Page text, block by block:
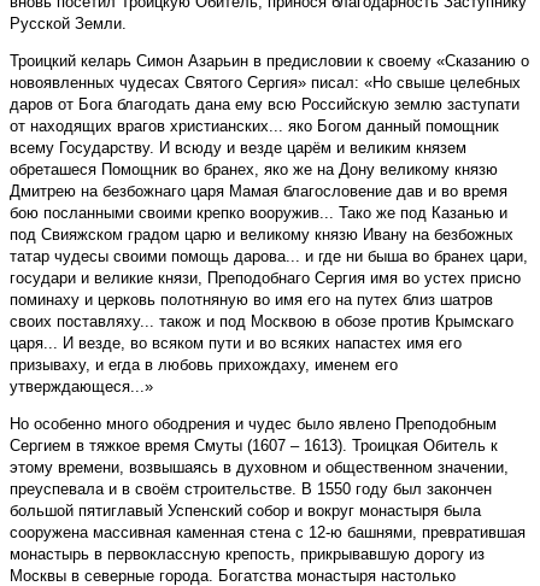
Русской Земли.
Троицкий келарь Симон Азарьин в предисловии к своему «Сказанию о
новоявленных чудесах Святого Сергия» писал: «Но свыше целебных
даров от Бога благодать дана ему всю Российскую землю заступати
от находящих врагов христианских... яко Богом данный помощник
всему Государству. И всюду и везде царём и великим князем
обреташеся Помощник во бранех, яко же на Дону великому князю
Дмитрею на безбожнаго царя Мамая благословение дав и во время
бою посланными своими крепко вооружив... Тако же под Казанью и
под Свияжском градом царю и великому князю Ивану на безбожных
татар чудесы своими помощь дарова... и где ни быша во бранех цари,
государи и великие князи, Преподобнаго Сергия имя во устех присно
поминаху и церковь полотняную во имя его на путех близ шатров
своих поставляху... також и под Москвою в обозе против Крымскаго
царя... И везде, во всяком пути и во всяких напастех имя его
призываху, и егда в любовь прихождаху, именем его
утверждающеся...»
Но особенно много ободрения и чудес было явлено Преподобным
Сергием в тяжкое время Смуты (1607 – 1613). Троицкая Обитель к
этому времени, возвышаясь в духовном и общественном значении,
преуспевала и в своём строительстве. В 1550 году был закончен
большой пятиглавый Успенский собор и вокруг монастыря была
сооружена массивная каменная стена с 12-ю башнями, превратившая
монастырь в первоклассную крепость, прикрывавшую дорогу из
Москвы в северные города. Богатства монастыря настолько